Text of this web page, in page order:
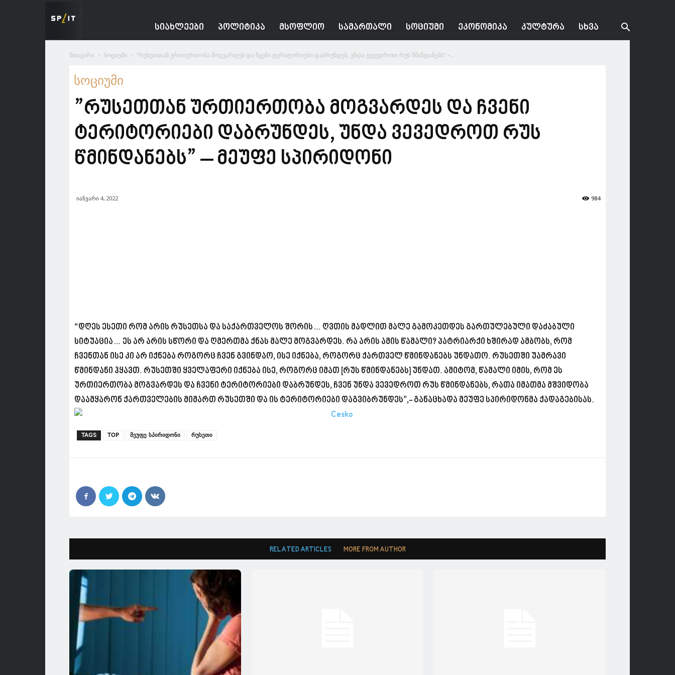
ᲡᲘᲐᲮᲚᲔᲔᲑᲘ ᲞᲝᲚᲘᲢᲘᲙᲐ ᲛᲡᲝᲤᲚᲘᲝ ᲡᲐᲛᲐᲠᲗᲐᲚᲘ ᲡᲝᲪᲘᲣᲛᲘ ᲔᲙᲝᲜᲝᲛᲘᲙᲐ ᲙᲣᲚᲢᲣᲠᲐ ᲡᲮᲕᲐ
მთავარი სოციუმი ”რუსეთთან ურთიერთობა მოგვარდეს და ჩვენი ტერიტორიები დაბრუნდეს, უნდა ვევედროთ რუს წმინდანებს” –...
სოციუმი
”რუსეთთან ურთიერთობა მოგვარდეს და ჩვენი
ტერიტორიები დაბრუნდეს, უნდა ვევედროთ რუს
წმინდანებს” – მეუფე სპირიდონი
იანვარი 4, 2022 984
“დღეს ესეთი რომ არის რუსეთსა და საქართველოს შორის… ღვთის მადლით მალე გამოკეთდეს გართულებული დაძაბული
სიტუაცია… ეს არ არის სწორი და ღმერთმა ქნას მალე მოგვარდეს. რა არის ამის წამალი? პატრიარქი ხშირად ამბობს, რომ
ჩვენთან ისე კი არ იქნება როგორც ჩვენ გვინდაო, ისე იქნება, როგორც ქართველ წმინდანებს უნდათო. რუსეთში უამრავი
წმინდანი ჰყავთ. რუსეთში ყველაფერი იქნება ისე, როგორც იმათ [რუს წმინდანებს] უნდათ. ამიტომ, წამალი იმის, რომ ეს
ურთიერთობა მოგვარდეს და ჩვენი ტერიტორიები დაბრუნდეს, ჩვენ უნდა ვევედროთ რუს წმინდანებს, რათა იმათმა მშვიდობა
დაამყარონ ქართველების მიმართ რუსეთში და ის ტერიტორიები დაგვიბრუნდეს”,- განაცხადა მეუფე სპირიდონმა ქადაგებისას.
TAGS TOP მეუფე სპირიდონი რუსეთი
RELATED ARTICLES MORE FROM AUTHOR